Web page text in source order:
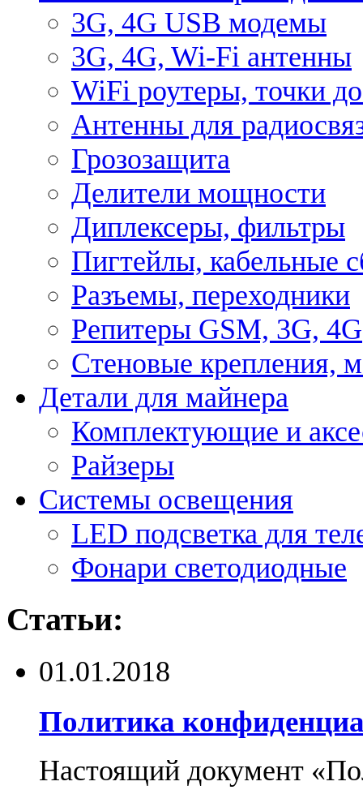
3G, 4G USB модемы
3G, 4G, Wi-Fi антенны
WiFi роутеры, точки
Антенны для
Грозозащита
Делители мощности
Диплексеры, фильтры
Пигтейлы, кабельные
Разъемы, переходники
Репитеры GSM, 3G, 4G
Стеновые крепления,
Детали для майнера
Комплектующие и
Райзеры
Системы освещения
LED подсветка для
Фонари светодиодные
Статьи:
01.01.2018
Политика
Настоящий документ